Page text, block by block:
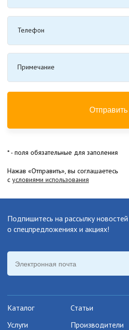
Телефон
Примечание
Отправить
* - поля обязательные для заполения
Нажав «Отправить», вы соглашаетесь
c условиями использования
Подпишитесь на рассылку новостей
о спецпредложениях и акциях!
Каталог
Услуги
Статьи
Производители